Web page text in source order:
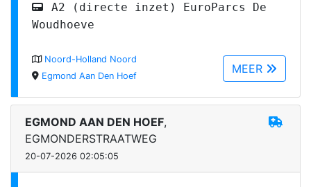
A2 (directe inzet) EuroParcs De
Woudhoeve
MEER
Noord-Holland Noord
Egmond Aan Den Hoef
EGMOND AAN DEN HOEF,
EGMONDERSTRAATWEG
20-07-2026 02:05:05